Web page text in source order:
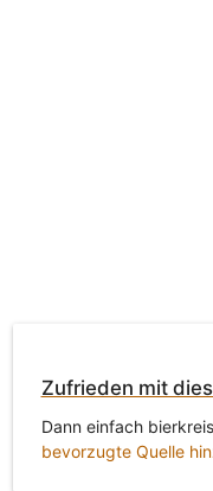
Zufrieden mit
Dann einfach
bevorzugte Quelle